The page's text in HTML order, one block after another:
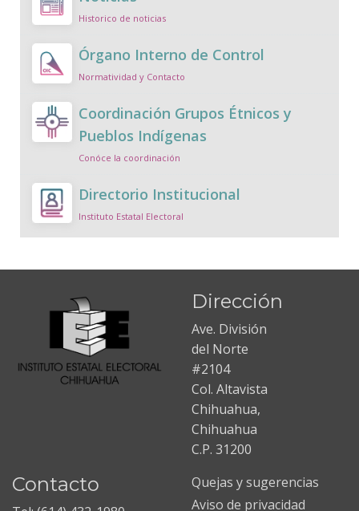
Historico de noticias
Órgano Interno de Control
Normatividad y Contacto
Coordinación Grupos Étnicos y
Pueblos Indígenas
Conóce la coordinación
Directorio Institucional
Instituto Estatal Electoral
Dirección
Ave. División
del Norte
#2104
Col. Altavista
Chihuahua,
Chihuahua
C.P. 31200
Contacto
Quejas y sugerencias
Aviso de privacidad